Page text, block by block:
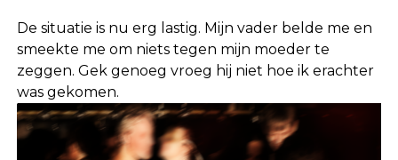
De situatie is nu erg lastig. Mijn vader belde me en
smeekte me om niets tegen mijn moeder te
zeggen. Gek genoeg vroeg hij niet hoe ik erachter
was gekomen.